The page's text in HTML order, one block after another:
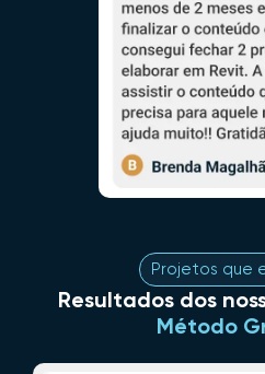
Projetos que
Resultados dos
Método